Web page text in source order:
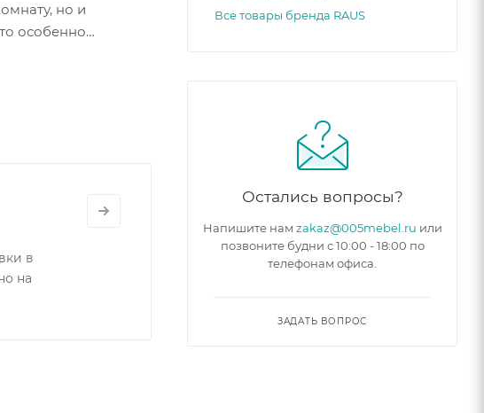
но и
особенно
в
на
Все товары бренда RAUS
Остались вопросы?
Напишите нам zakaz@005mebel.ru или
позвоните будни с 10:00 - 18:00 по
телефонам офиса.
ЗАДАТЬ ВОПРОС